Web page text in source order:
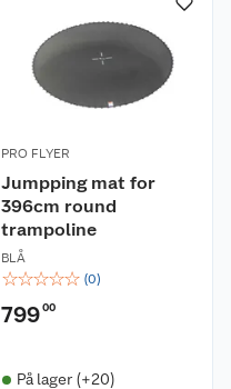
PRO FLYER
Jumpping mat for
396cm round
trampoline
BLÅ
☆☆☆☆☆ (0)
79900
På lager (+20)